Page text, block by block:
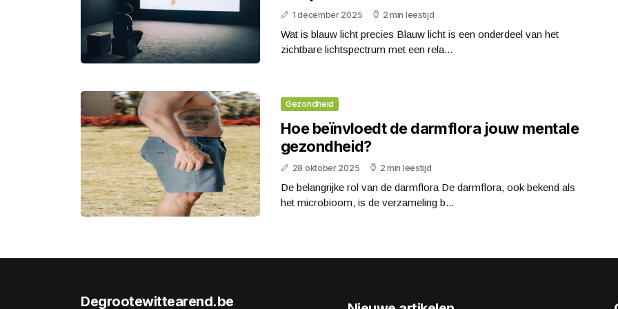
1 december 2025 2 min leestijd
Wat is blauw licht precies Blauw licht is een onderdeel van het
zichtbare lichtspectrum met een rela...
Gezondheid
Hoe beïnvloedt de darmflora jouw mentale
gezondheid?
28 oktober 2025 2 min leestijd
De belangrijke rol van de darmflora De darmflora, ook bekend als
het microbioom, is de verzameling b...
Degrootewittearend.be